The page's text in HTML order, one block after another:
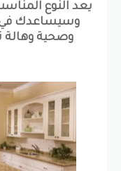
يعد النوع
وسيساعدك في
وصحية وهالة